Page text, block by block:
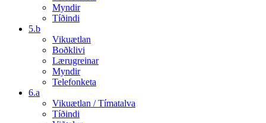
Myndir
Tíðindi
5.b
Vikuætlan
Boðklivi
Lærugreinar
Myndir
Telefonketa
6.a
Vikuætlan / Tímatalva
Tíðindi